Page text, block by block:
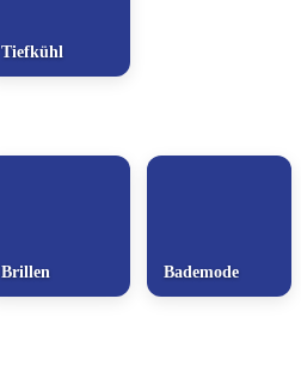
Tiefkühl
Brillen Bademode